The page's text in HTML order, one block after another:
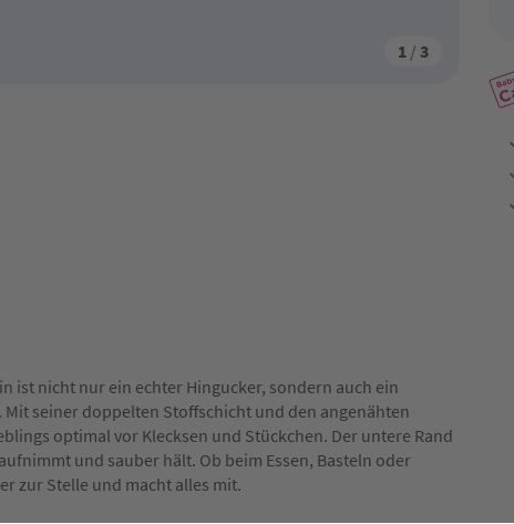
1 /3
ist nicht nur ein echter Hingucker, sondern auch ein
seiner doppelten Stoffschicht und den angenähten
optimal vor Klecksen und Stückchen. Der untere Rand
und sauber hält. Ob beim Essen, Basteln oder
zur Stelle und macht alles mit.